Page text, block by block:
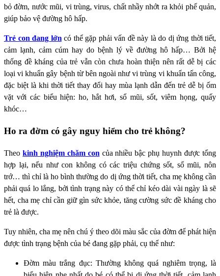
bỏ đờm, nước mũi, vi trùng, virus, chất nhầy nhớt ra khỏi phế quản,
giúp bảo vệ đường hô hấp.
Trẻ con đang lớn có thể gặp phải vấn đề này là do dị ứng thời tiết,
cảm lạnh, cảm cúm hay do bệnh lý về đường hô hấp… Bởi hệ
thống đề kháng của trẻ vẫn còn chưa hoàn thiện nên rất dễ bị các
loại vi khuẩn gây bệnh từ bên ngoài như vi trùng vi khuẩn tấn công,
đặc biệt là khi thời tiết thay đổi hay mùa lạnh dẫn đến trẻ dễ bị ốm
vặt với các biểu hiện: ho, hắt hơi, sổ mũi, sốt, viêm họng, quấy
khóc…
Ho ra đờm có gây nguy hiểm cho trẻ không?
Theo kinh nghiệm chăm con của nhiều bậc phụ huynh được tổng
hợp lại, nếu như con không có các triệu chứng sốt, sổ mũi, nôn
trớ… thì chỉ là ho bình thường do dị ứng thời tiết, cha mẹ không cần
phải quá lo lắng, bởi tình trạng này có thể chỉ kéo dài vài ngày là sẽ
hết, cha mẹ chỉ cần giữ gìn sức khỏe, tăng cường sức đề kháng cho
trẻ là được.
Tuy nhiên, cha mẹ nên chú ý theo dõi màu sắc của đờm để phát hiện
được tình trạng bệnh của bé đang gặp phải, cụ thể như:
Đờm màu trắng đục: Thường không quá nghiêm trọng, là